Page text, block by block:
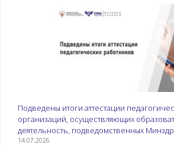
Подведены итоги аттестации
организаций, осуществляющих
деятельность, подведомственных
14.07.2026